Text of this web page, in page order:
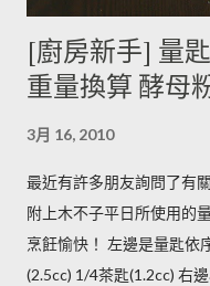
木不子誤解《食物與廚藝
意義，請大家掠過這段說
較容易發黑，但是目前還
淨蒸熟，接著再依據料理
凍。必須注意的是，在馬
所以解凍馬鈴薯塊時馬鈴
度不同，可依料理需求選
將馬鈴薯壓成泥，可以改
[廚房新手] 量
重量換算 酵母
3月 16, 2010
最近有許多朋友詢問了有
附上木不子平日所使用的
烹飪愉快！ 左邊是量匙依
(2.5cc) 1/4茶匙(1.2cc) 右